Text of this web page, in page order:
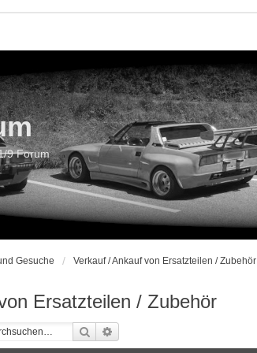
9 Forum
Gesuche Verkauf / Ankauf von Ersatzteilen / Zubehör
Ersatzteilen / Zubehör
Suche